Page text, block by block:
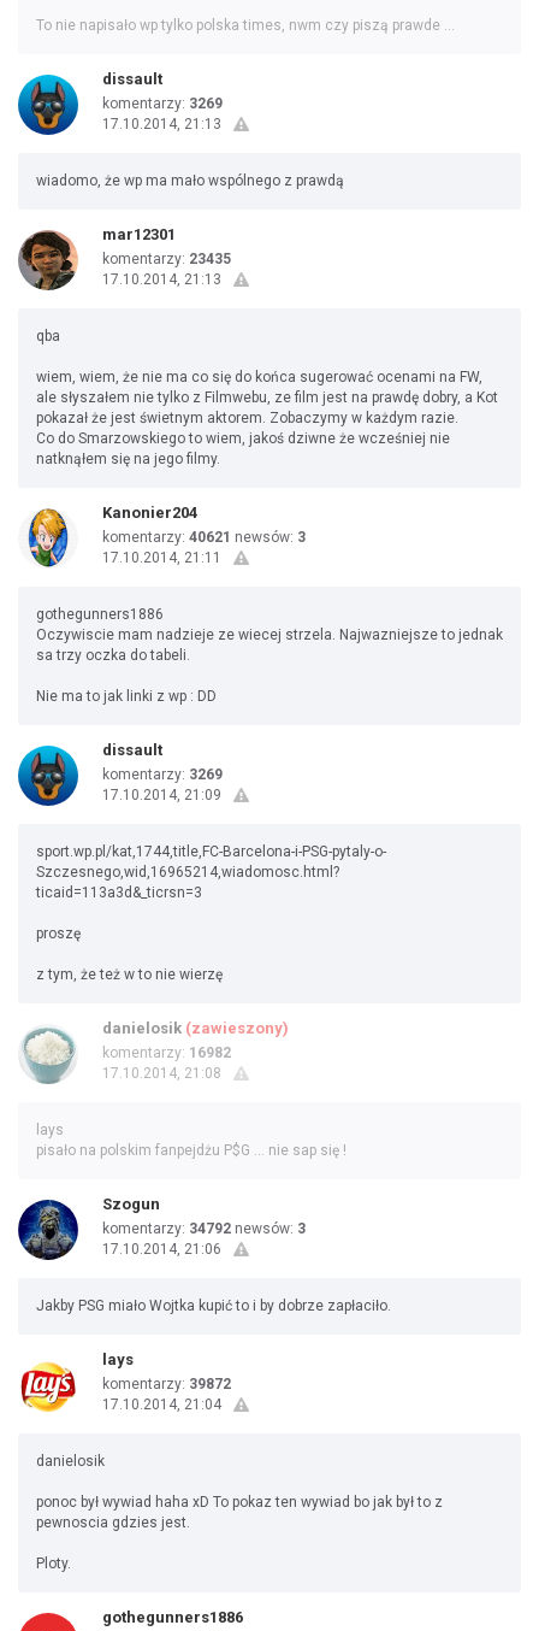
To nie napisało wp tylko polska times, nwm czy piszą prawde ...
dissault
komentarzy: 3269
17.10.2014, 21:13
wiadomo, że wp ma mało wspólnego z prawdą
mar12301
komentarzy: 23435
17.10.2014, 21:13
qba
wiem, wiem, że nie ma co się do końca sugerować ocenami na FW,
ale słyszałem nie tylko z Filmwebu, ze film jest na prawdę dobry, a Kot
pokazał że jest świetnym aktorem. Zobaczymy w każdym razie.
Co do Smarzowskiego to wiem, jakoś dziwne że wcześniej nie
natknąłem się na jego filmy.
Kanonier204
komentarzy: 40621 newsów: 3
17.10.2014, 21:11
gothegunners1886
Oczywiscie mam nadzieje ze wiecej strzela. Najwazniejsze to jednak
sa trzy oczka do tabeli.
Nie ma to jak linki z wp : DD
dissault
komentarzy: 3269
17.10.2014, 21:09
sport.wp.pl/kat,1744,title,FC-Barcelona-i-PSG-pytaly-o-
Szczesnego,wid,16965214,wiadomosc.html?
ticaid=113a3d&_ticrsn=3
proszę
z tym, że też w to nie wierzę
danielosik (zawieszony)
komentarzy: 16982
17.10.2014, 21:08
lays
pisało na polskim fanpejdżu P$G ... nie sap się !
Szogun
komentarzy: 34792 newsów: 3
17.10.2014, 21:06
Jakby PSG miało Wojtka kupić to i by dobrze zapłaciło.
lays
komentarzy: 39872
17.10.2014, 21:04
danielosik
ponoc był wywiad haha xD To pokaz ten wywiad bo jak był to z
pewnoscia gdzies jest.
Ploty.
gothegunners1886